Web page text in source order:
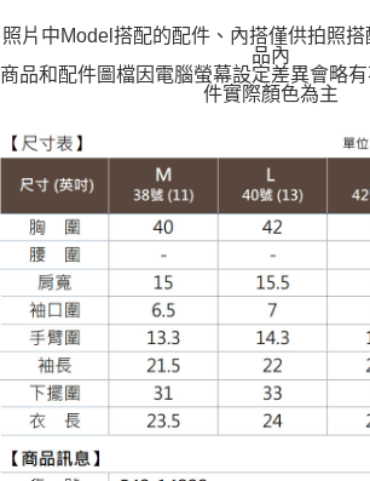
每筆NT$100，滿NT$988(含以上)免運費
付款後萊爾富取貨
每筆NT$100，滿NT$988(含以上)免運費
7-11取貨付款
每筆NT$100，滿NT$988(含以上)免運費
付款後7-11取貨
每筆NT$100，滿NT$988(含以上)免運費
大嘴鳥宅配通
每筆NT$100，滿NT$988(含以上)免運費
貨到付款
每筆NT$120
照片中Model搭配的配件、內搭僅供拍照
品內
商品和配件圖檔因電腦螢幕設定差異會略
件實際顏色為主